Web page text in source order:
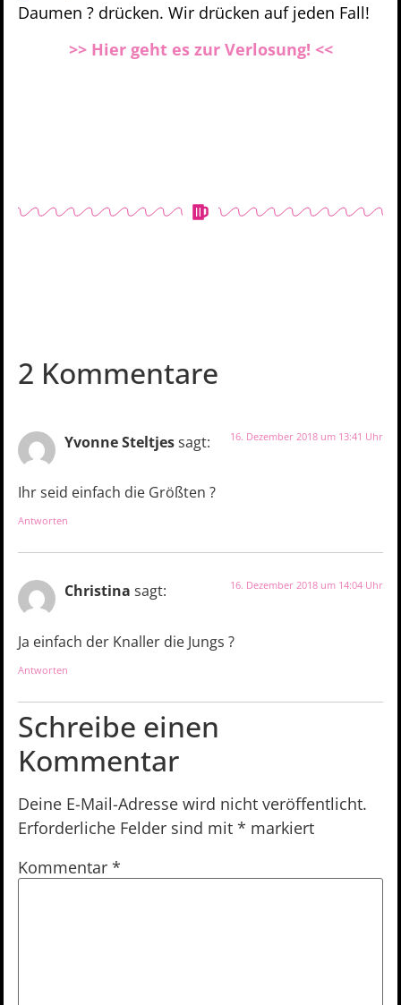
Daumen ? drücken. Wir drücken auf jeden Fall!
>> Hier geht es zur Verlosung! <<
2 Kommentare
Yvonne Steltjessagt: 16. Dezember 2018 um 13:41 Uhr
Ihr seid einfach die Größten ?
Antworten
Christina sagt: 16. Dezember 2018 um 14:04 Uhr
Ja einfach der Knaller die Jungs ?
Antworten
Schreibe einen
Kommentar
Deine E-Mail-Adresse wird nicht veröffentlicht.
Erforderliche Felder sind mit * markiert
Kommentar *